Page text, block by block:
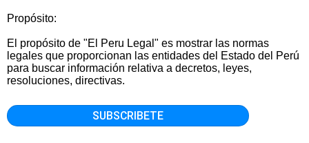
Propósito:
El propósito de "El Peru Legal" es mostrar las normas
legales que proporcionan las entidades del Estado del Perú
para buscar información relativa a decretos, leyes,
resoluciones, directivas.